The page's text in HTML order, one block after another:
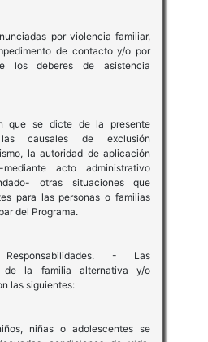
por violencia familiar,
de contacto y/o por
los deberes de asistencia
que se dicte de la presente
causales de exclusión
la autoridad de aplicación
acto administrativo
otras situaciones que
para las personas o familias
del Programa.
- Las
de la familia alternativa y/o
las siguientes:
niñas o adolescentes se